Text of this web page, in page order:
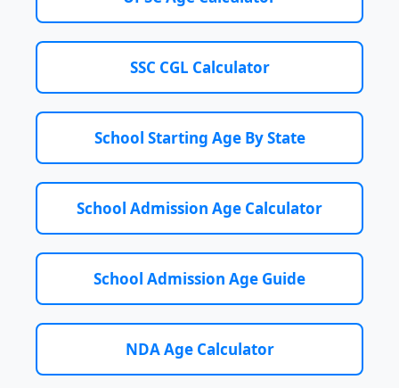
SSC CGL Calculator
School Starting Age By State
School Admission Age Calculator
School Admission Age Guide
NDA Age Calculator